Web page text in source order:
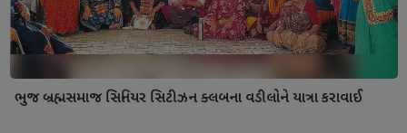
ભુજ બ્રહ્મસમાજ સિનિયર સિટીઝન ક્લબના વડીલોને યાત્રા કરાવાઈ